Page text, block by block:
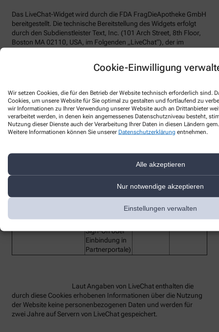
Cookie-Einwilligung
Wir setzen Cookies, die für den Betrieb der Website technisch erforderlich sind.
Cookies, um unsere Website für Sie optimal zu gestalten und fortlaufend zu
wir Informationen zu Ihrer Verwendung unserer Website auch an Drittanbieter
verarbeitet werden, in denen kein angemessenes Datenschutzniveau besteht,
Nutzung dieser Dienste auch der Verarbeitung Ihrer Daten in diesen Ländern
Weitere Informationen können Sie unserer Datenschutzerklärung entnehmen.
Alle akzeptieren
Nur notwendige akzeptieren
Einstellungen verwalten
Das LiveChat-Widget wird durch die FDA FragDieApotheke GmbH
bereitgestellt. Die technische Bereitstellung des Widgets erfolgt
durch den Subdienstleister Text, Inc. (101 Arch Street, 8th Floor,
Boston MA 02110, USA, im Folgenden „LiveChat“), der im
Bezeichnung des
Dienstes
Funktion Anbieter Laufzeit
lc_cid Customer ID LiveChat 2 Jahre
Secure Token
Hilfs-Cookie,
(z.B. bei Single
Sign-On oder
Einbindung in
Partnerportale)
LiveChat 2 Jahre
Laut Angaben von LiveChat enthalten die
durch diese Cookies erhobenen Informationen über die Nutzung
der Website keine personenbezogenen Daten und werden für
zwei Jahre auf Servern von LiveChat gespeichert.